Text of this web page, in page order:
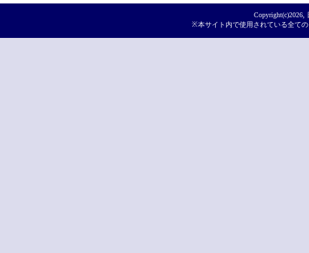
Copyright(c)2026,
※本サイト内で使用されている全て